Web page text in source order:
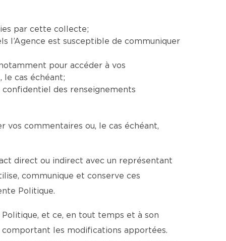
par cette collecte;
l’Agence est susceptible de communiquer
pour accéder à vos
le cas échéant;
des renseignements
vos commentaires ou, le cas échéant,
direct ou indirect avec un représentant
communique et conserve ces
Politique.
et ce, en tout temps et à son
comportant les modifications apportées.